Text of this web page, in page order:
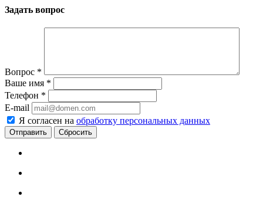
Задать вопрос
Вопрос *
Ваше имя *
Телефон *
E-mail
Я согласен на обработку персональных данных
Сбросить